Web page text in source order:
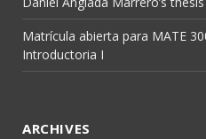
Matrícula abierta para MATE
Introductoria I
ARCHIVES